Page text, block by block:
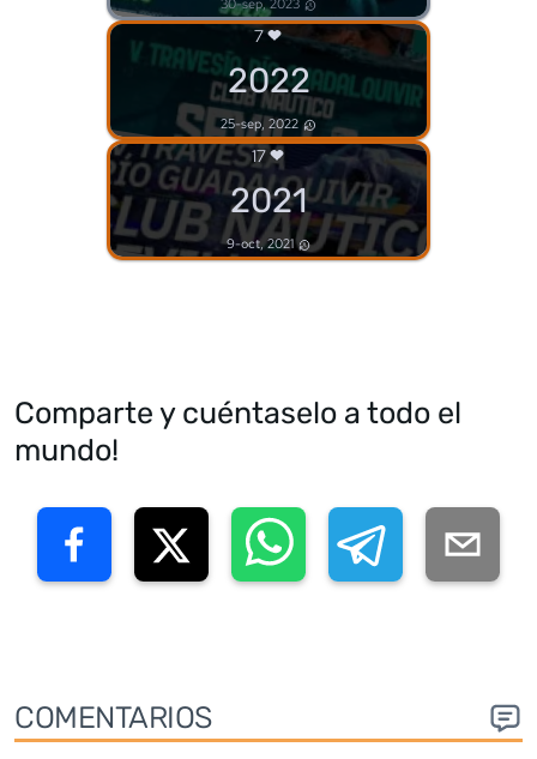
7
2022
25-sep, 2022
17
2021
9-oct, 2021
Comparte y cuéntaselo a todo el
mundo!
COMENTARIOS